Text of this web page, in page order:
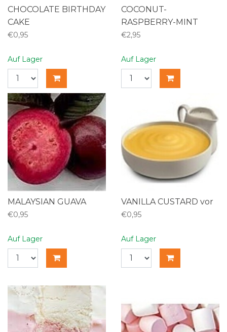
CHOCOLATE BIRTHDAY
CAKE
€0,95
Auf Lager
COCONUT-
RASPBERRY-MINT
€2,95
Auf Lager
MALAYSIAN GUAVA
€0,95
Auf Lager
VANILLA CUSTARD vor
€0,95
Auf Lager